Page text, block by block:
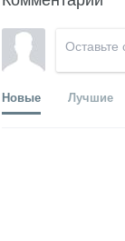
Новые Лучшие